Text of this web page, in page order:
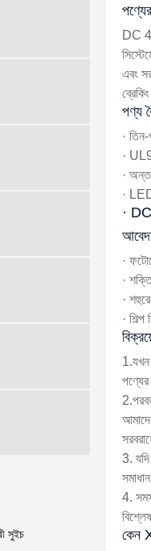
সুইচ
DC
এবং
পণ্য
· তিন-
·
·
·
·
·
·
·
·
1.যখন
পণ্যের
3. যদি
4.
কেন